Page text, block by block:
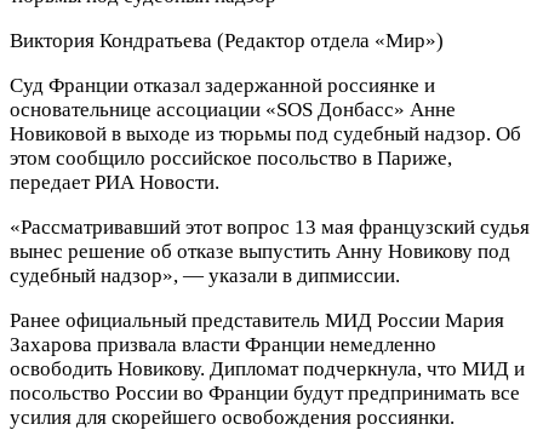
Виктория Кондратьева (Редактор отдела «Мир»)
Суд Франции отказал задержанной россиянке и
основательнице ассоциации «SOS Донбасс» Анне
Новиковой в выходе из тюрьмы под судебный надзор. Об
этом сообщило российское посольство в Париже,
передает РИА Новости.
«Рассматривавший этот вопрос 13 мая французский судья
вынес решение об отказе выпустить Анну Новикову под
судебный надзор», — указали в дипмиссии.
Ранее официальный представитель МИД России Мария
Захарова призвала власти Франции немедленно
освободить Новикову. Дипломат подчеркнула, что МИД и
посольство России во Франции будут предпринимать все
усилия для скорейшего освобождения россиянки.